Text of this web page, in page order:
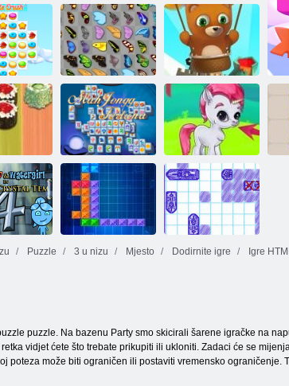
linija Cookie Crush 2 Aqua blitz
Crush 3 Leptir kyodai
Bubble Shooter:
Infinity
Mahjong
Fortuna
Gems: Bubbles
Puzzle 3 u nizu Mjesto Dodirnite igre Igre
puzzle. Na bazenu Party smo skicirali šarene igračke na
vidjet ćete što trebate prikupiti ili ukloniti. Zadaci će se
poteza može biti ograničen ili postaviti vremensko ograničenje.